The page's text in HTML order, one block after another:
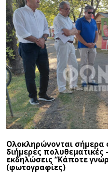
Ολοκληρώνονται σήμερα
διήμερες πολυθεματικές
εκδηλώσεις “Κάποτε
(φωτογραφίες)